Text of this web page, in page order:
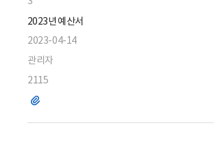
2023년 예산서
2023-04-14
관리자
2115
파